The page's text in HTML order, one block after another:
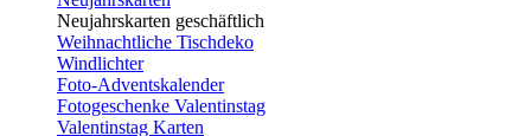
Neujahrskarten geschäftlich
Weihnachtliche Tischdeko
Windlichter
Foto-Adventskalender
Fotogeschenke Valentinstag
Valentinstag Karten